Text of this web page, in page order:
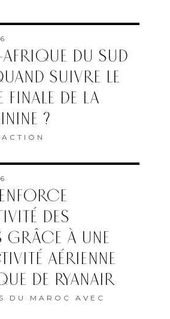
DU SUD
SUIVRE LE
FINALE DE LA
?
DES
GRÂCE À UNE
AÉRIENNE
DE RYANAIR
DU MAROC AVEC